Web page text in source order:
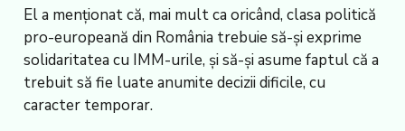
El a menționat că, mai mult ca oricând, clasa politică
pro-europeană din România trebuie să-și exprime
solidaritatea cu IMM-urile, și să-și asume faptul că a
trebuit să fie luate anumite decizii dificile, cu
caracter temporar.